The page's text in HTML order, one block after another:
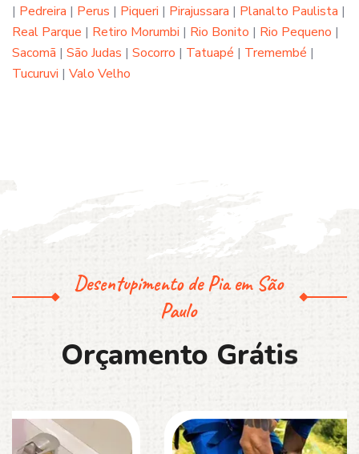
| Pedreira | Perus | Piqueri | Pirajussara | Planalto Paulista |
Real Parque | Retiro Morumbi | Rio Bonito | Rio Pequeno |
Sacomã | São Judas | Socorro | Tatuapé | Tremembé |
Tucuruvi | Valo Velho
Desentupimento de Pia em São
Paulo
Orçamento Grátis